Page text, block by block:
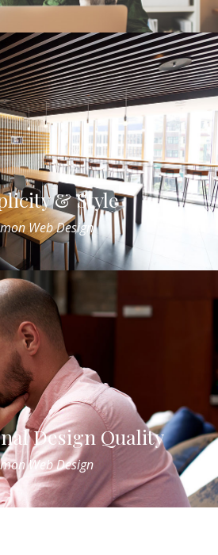
& Style
Web Design
Design Quality
Web Design